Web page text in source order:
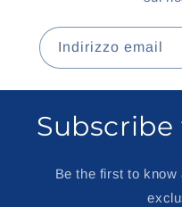
Indirizzo email
Be the first to